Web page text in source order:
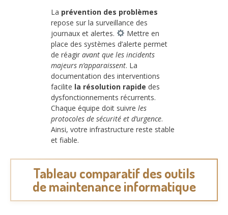
La prévention des problèmes
repose sur la surveillance des
journaux et alertes.
Mettre en
place des systèmes d’alerte permet
de réagir avant que les incidents
majeurs n’apparaissent. La
documentation des interventions
facilite la résolution rapide des
dysfonctionnements récurrents.
Chaque équipe doit suivre les
protocoles de sécurité et d’urgence.
Ainsi, votre infrastructure reste stable
et fiable.
Tableau comparatif des outils
de maintenance informatique